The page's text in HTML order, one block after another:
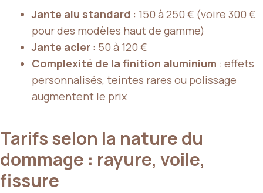
Jante alu standard : 150 à 250 € (voire 300 €
pour des modèles haut de gamme)
Jante acier : 50 à 120 €
Complexité de la finition aluminium : effets
personnalisés, teintes rares ou polissage
augmentent le prix
Tarifs selon la nature du
dommage : rayure, voile,
fissure